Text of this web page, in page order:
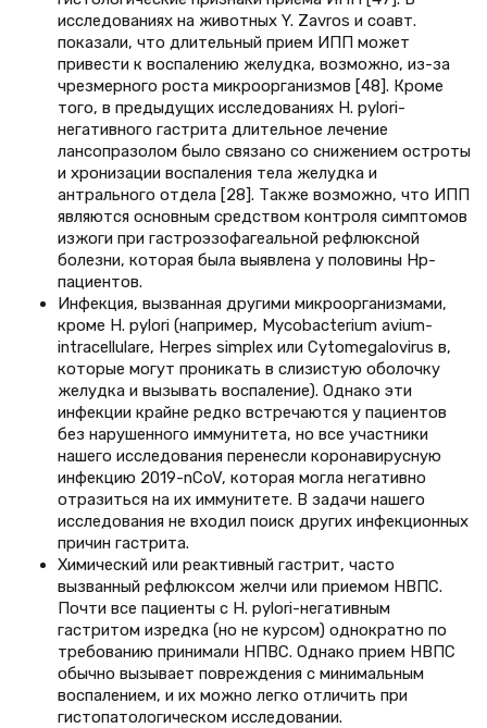
исследованиях на животных Y. Zavros и соавт.
показали, что длительный прием ИПП может
привести к воспалению желудка, возможно, из-за
чрезмерного роста микроорганизмов [48]. Кроме
того, в предыдущих исследованиях H. pylori-
негативного гастрита длительное лечение
лансопразолом было связано со снижением остроты
и хронизации воспаления тела желудка и
антрального отдела [28]. Также возможно, что ИПП
являются основным средством контроля симптомов
изжоги при гастроэзофагеальной рефлюксной
болезни, которая была выявлена у половины Hp-
пациентов.
Инфекция, вызванная другими микроорганизмами,
кроме H. pylori (например, Mycobacterium avium-
intracellulare, Herpes simplex или Cytomegalovirus в,
которые могут проникать в слизистую оболочку
желудка и вызывать воспаление). Однако эти
инфекции крайне редко встречаются у пациентов
без нарушенного иммунитета, но все участники
нашего исследования перенесли коронавирусную
инфекцию 2019-nCoV, которая могла негативно
отразиться на их иммунитете. В задачи нашего
исследования не входил поиск других инфекционных
причин гастрита.
Химический или реактивный гастрит, часто
вызванный рефлюксом желчи или приемом НВПС.
Почти все пациенты с H. pylori-негативным
гастритом изредка (но не курсом) однократно по
требованию принимали НПВС. Однако прием НВПС
обычно вызывает повреждения с минимальным
воспалением, и их можно легко отличить при
гистопатологическом исследовании.